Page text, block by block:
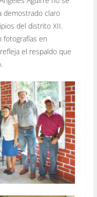
demostrado claro
del distrito XII.
fotografías en
el respaldo que